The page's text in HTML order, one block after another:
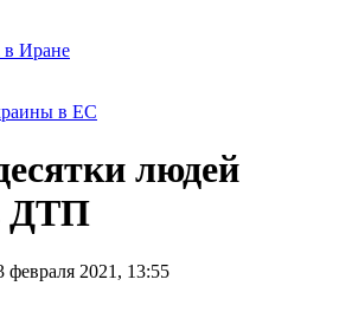
Иране
в ЕС
людей
ДТП
февраля 2021, 13:55